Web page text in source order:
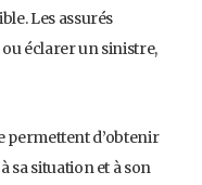
Les assurés
éclarer un sinistre,
permettent d’obtenir
sa situation et à son